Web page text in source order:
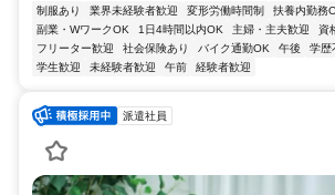
制服あり 業界未経験者歓迎 変形労働時間制 扶養内勤務
副業・WワークOK
1日4時間以内OK 主婦・主夫歓迎 資
フリーター歓迎
社会保険あり バイク通勤OK 午後 学歴
学生歓迎
未経験者歓迎 午前 経験者歓迎
派遣社員